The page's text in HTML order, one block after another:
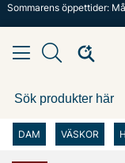
Sommarens öppettider:
DAM VÄSKOR